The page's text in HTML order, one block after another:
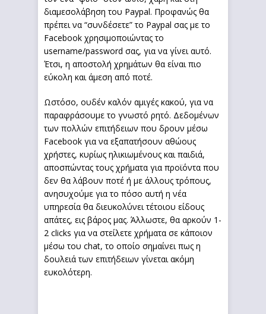
διαμεσολάβηση του Paypal. Προφανώς θα
πρέπει να “συνδέσετε” το Paypal σας με το
Facebook χρησιμοποιώντας το
username/password σας, για να γίνει αυτό.
Έτσι, η αποστολή χρημάτων θα είναι πιο
εύκολη και άμεση από ποτέ.
Ωστόσο, ουδέν καλόν αμιγές κακού, για να
παραφράσουμε το γνωστό ρητό. Δεδομένων
των πολλών επιτήδειων που δρουν μέσω
Facebook για να εξαπατήσουν αθώους
χρήστες, κυρίως ηλικιωμένους και παιδιά,
αποσπώντας τους χρήματα για προϊόντα που
δεν θα λάβουν ποτέ ή με άλλους τρόπους,
ανησυχούμε για το πόσο αυτή η νέα
υπηρεσία θα διευκολύνει τέτοιου είδους
απάτες, εις βάρος μας. Άλλωστε, θα αρκούν 1-
2 clicks για να στείλετε χρήματα σε κάποιον
μέσω του chat, το οποίο σημαίνει πως η
δουλειά των επιτήδειων γίνεται ακόμη
ευκολότερη.